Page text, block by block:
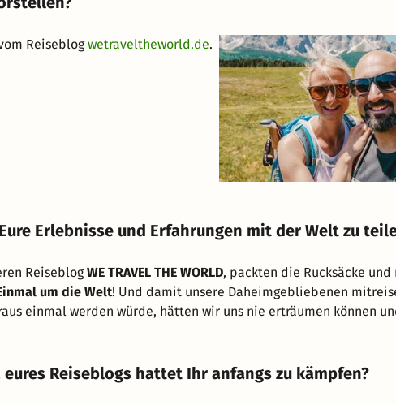
Reiseblogwetraveltheworld.de.
Erlebnisse und Erfahrungen mit der Welt zu
ReiseblogWE TRAVEL THE WORLD, packten die Rucksäcke und
um die Welt! Und damit unsere Daheimgebliebenen
einmal werden würde, hätten wir uns nie erträumen können
Reiseblogs hattet Ihr anfangs zu kämpfen?